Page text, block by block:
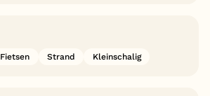
Fietsen Strand Kleinschalig